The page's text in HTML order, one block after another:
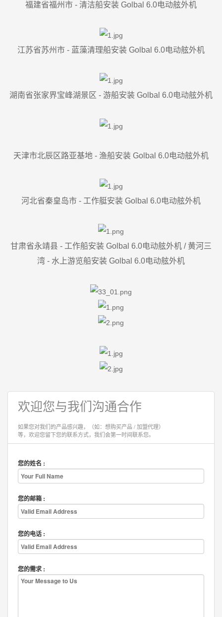
福建省福州市 - 清洁船安装 Golbal 6.0电动舷外机
江苏省苏州市 - 蓝藻清理船安装 Golbal 6.0电动舷外机
湖南省张家界宝峰湖景区 - 游船安装 Golbal 6.0电动舷外机
天津市北辰区路亚基地 - 渔船安装 Golbal 6.0电动舷外机
河北省秦皇岛市 - 工作艇安装 Golbal 6.0电动舷外机
甘肃省永靖县 - 工作船安装 Golbal 6.0电动舷外机 / 黄河三
湾 - 水上游览船安装 Golbal 6.0电动舷外机
欢迎您与我们沟通合作
如果您对我们的产品感兴趣，（如：想购买产品 / 加盟代理）
等，欢迎您留下您的联系方式，我们会第一时间联系您。
您的姓名 :
您的邮箱 :
您的电话 :
您的需求 :